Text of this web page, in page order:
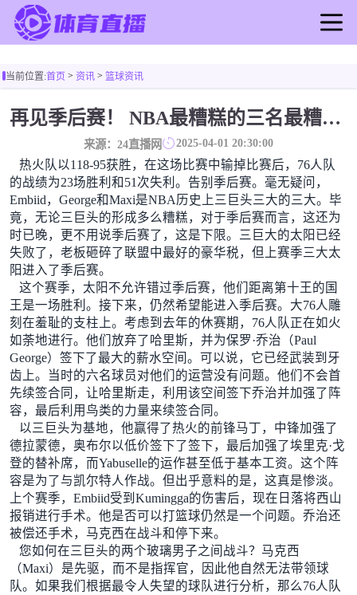
足球直播
篮球直播
足球录像
足球新闻
篮球新闻
当前位置:首页> 资讯 > 篮球资讯
再见季后赛！ NBA最糟糕的三名最糟糕的球员徒劳无功 也许您低估了硬化
来源：24直播网 2025-04-01 20:30:00
热火队以118-95获胜，在这场比赛中输掉比赛后，76人队
的战绩为23场胜利和51次失利。告别季后赛。毫无疑问，
Embiid，George和Maxi是NBA历史上三巨头三大的三大。毕
竟，无论三巨头的形成多么糟糕，对于季后赛而言，这还为
时已晚，更不用说季后赛了，这是下限。三巨大的太阳已经
失败了，老板砸碎了联盟中最好的豪华税，但上赛季三大太
阳进入了季后赛。
这个赛季，太阳不允许错过季后赛，他们距离第十王的国
王是一场胜利。接下来，仍然希望能进入季后赛。大76人雕
刻在羞耻的支柱上。考虑到去年的休赛期，76人队正在如火
如荼地进行。他们放弃了哈里斯，并为保罗·乔治（Paul
George）签下了最大的薪水空间。可以说，它已经武装到牙
齿上。当时的六名球员对他们的运营没有问题。他们不会首
先续签合同，让哈里斯走，利用该空间签下乔治并加强了阵
容，最后利用鸟类的力量来续签合同。
以三巨头为基地，他赢得了热火的前锋马丁，中锋加强了
德拉蒙德，奥布尔以低价签下了签下，最后加强了埃里克·戈
登的替补席，而Yabuselle的运作甚至低于基本工资。这个阵
容是为了与凯尔特人作战。但出乎意料的是，这真是惨淡。
上个赛季，Embiid受到Kumingga的伤害后，现在日落将西山
报销进行手术。他是否可以打篮球仍然是一个问题。乔治还
被偿还手术，马克西在战斗和停下来。
您如何在三巨头的两个玻璃男子之间战斗？马克西
（Maxi）是先驱，而不是指挥官，因此他自然无法带领球
队。如果我们根据最令人失望的球队进行分析，那么76人队